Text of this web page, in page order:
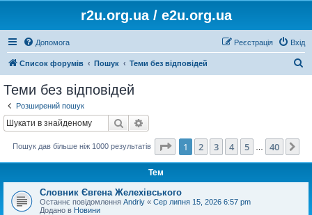
r2u.org.ua / e2u.org.ua
Допомога Вхід
Реєстрація
Список форумів Пошук Теми без відповідей
Теми без відповідей
Розширений пошук
Пошук
Пошук дав більше ніж 1000 результатів Сторінка 1 40
1 2 3 4 5 40
Тем
Словник Євгена Желехівського
Останнє повідомлення Andriy « Сер липня 15, 2026 6:57 pm
Додано в Новини